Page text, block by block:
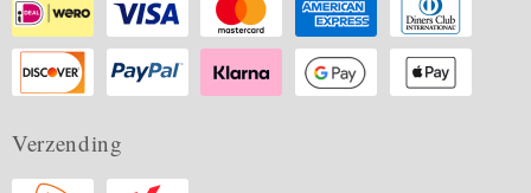
Verzending